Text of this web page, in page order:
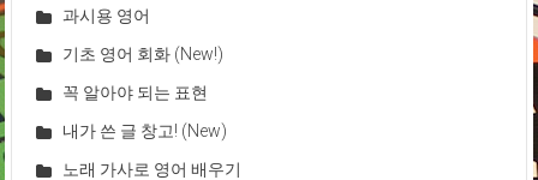
과시용 영어
기초 영어 회화 (New!)
꼭 알아야 되는 표현
내가 쓴 글 창고! (New)
노래 가사로 영어 배우기